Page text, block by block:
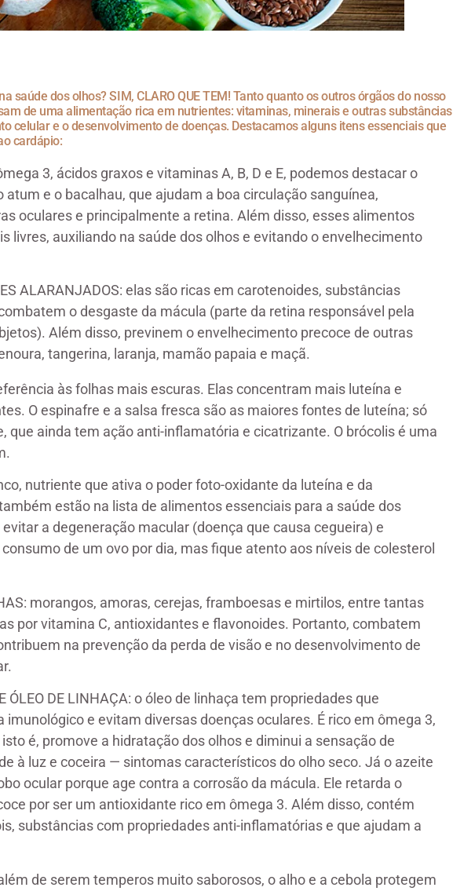
saúde dos olhos? SIM, CLARO QUE TEM! Tanto quanto os outros órgãos do nosso
de uma alimentação rica em nutrientes: vitaminas, minerais e outras substâncias
celular e o desenvolvimento de doenças. Destacamos alguns itens essenciais que
cardápio:
3, ácidos graxos e vitaminas A, B, D e E, podemos destacar o
atum e o bacalhau, que ajudam a boa circulação sanguínea,
oculares e principalmente a retina. Além disso, esses alimentos
livres, auxiliando na saúde dos olhos e evitando o envelhecimento
ALARANJADOS: elas são ricas em carotenoides, substâncias
o desgaste da mácula (parte da retina responsável pela
Além disso, previnem o envelhecimento precoce de outras
tangerina, laranja, mamão papaia e maçã.
às folhas mais escuras. Elas concentram mais luteína e
O espinafre e a salsa fresca são as maiores fontes de luteína; só
que ainda tem ação anti-inflamatória e cicatrizante. O brócolis é uma
nutriente que ativa o poder foto-oxidante da luteína e da
estão na lista de alimentos essenciais para a saúde dos
a degeneração macular (doença que causa cegueira) e
de um ovo por dia, mas fique atento aos níveis de colesterol
morangos, amoras, cerejas, framboesas e mirtilos, entre tantas
por vitamina C, antioxidantes e flavonoides. Portanto, combatem
na prevenção da perda de visão e no desenvolvimento de
ÓLEO DE LINHAÇA: o óleo de linhaça tem propriedades que
e evitam diversas doenças oculares. É rico em ômega 3,
é, promove a hidratação dos olhos e diminui a sensação de
à luz e coceira — sintomas característicos do olho seco. Já o azeite
ocular porque age contra a corrosão da mácula. Ele retarda o
por ser um antioxidante rico em ômega 3. Além disso, contém
substâncias com propriedades anti-inflamatórias e que ajudam a
de serem temperos muito saborosos, o alho e a cebola protegem